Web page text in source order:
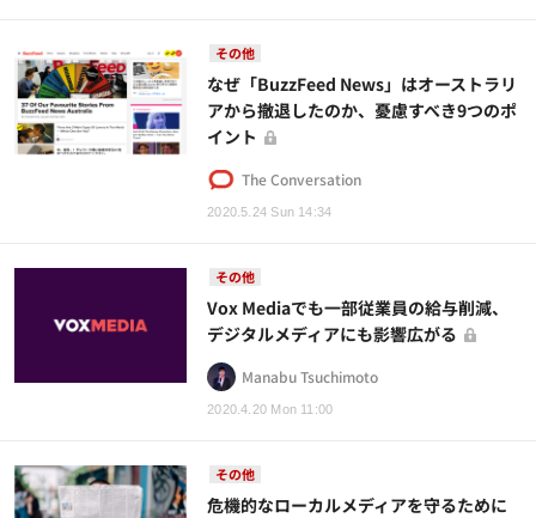
その他
2020.5.24 Sun 14:34
なぜ「BuzzFeed News」はオーストラリ
アから撤退したのか、憂慮すべき9つのポ
イント
The Conversation
その他
2020.4.20 Mon 11:00
Vox Mediaでも一部従業員の給与削減、
デジタルメディアにも影響広がる
Manabu Tsuchimoto
その他
危機的なローカルメディアを守るために